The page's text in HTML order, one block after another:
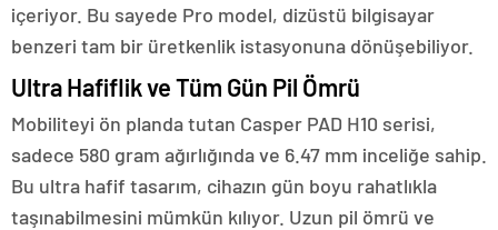
içeriyor. Bu sayede Pro model, dizüstü bilgisayar
benzeri tam bir üretkenlik istasyonuna dönüşebiliyor.
Ultra Hafiflik ve Tüm Gün Pil Ömrü
Mobiliteyi ön planda tutan Casper PAD H10 serisi,
sadece 580 gram ağırlığında ve 6.47 mm inceliğe sahip.
Bu ultra hafif tasarım, cihazın gün boyu rahatlıkla
taşınabilmesini mümkün kılıyor. Uzun pil ömrü ve